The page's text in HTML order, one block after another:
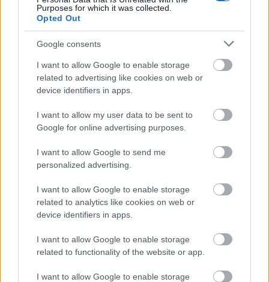
Purposes for which it was collected.
Opted Out
Google consents
I want to allow Google to enable storage
related to advertising like cookies on web or
device identifiers in apps.
I want to allow my user data to be sent to
Google for online advertising purposes.
I want to allow Google to send me
personalized advertising.
I want to allow Google to enable storage
related to analytics like cookies on web or
device identifiers in apps.
I want to allow Google to enable storage
related to functionality of the website or app.
I want to allow Google to enable storage
ξύπνημα.